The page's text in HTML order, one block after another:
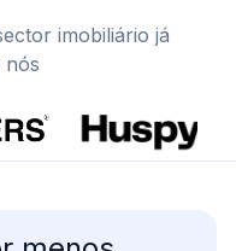
imobiliário já
nós